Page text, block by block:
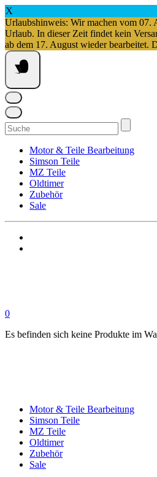
X
Urlaubshinweis: Wir machen vom 07.
Urlaub. In dieser Zeit findet kein
ab dem 17. August wieder bearbeitet.
Springe
zum
Inhalt
Suchen
nach:
Motor & Teile Bearbeitung
Simson Teile
MZ Teile
Oldtimer
Zubehör
Sale
0
Es befinden sich keine Produkte im
Motor & Teile Bearbeitung
Simson Teile
MZ Teile
Oldtimer
Zubehör
Sale